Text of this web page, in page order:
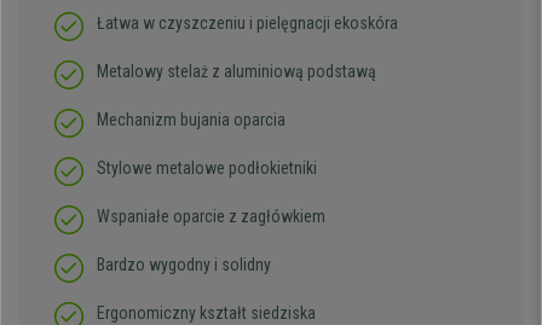
Łatwa w czyszczeniu i pielęgnacji ekoskóra
Metalowy stelaż z aluminiową podstawą
Mechanizm bujania oparcia
Stylowe metalowe podłokietniki
Wspaniałe oparcie z zagłówkiem
Bardzo wygodny i solidny
Ergonomiczny kształt siedziska